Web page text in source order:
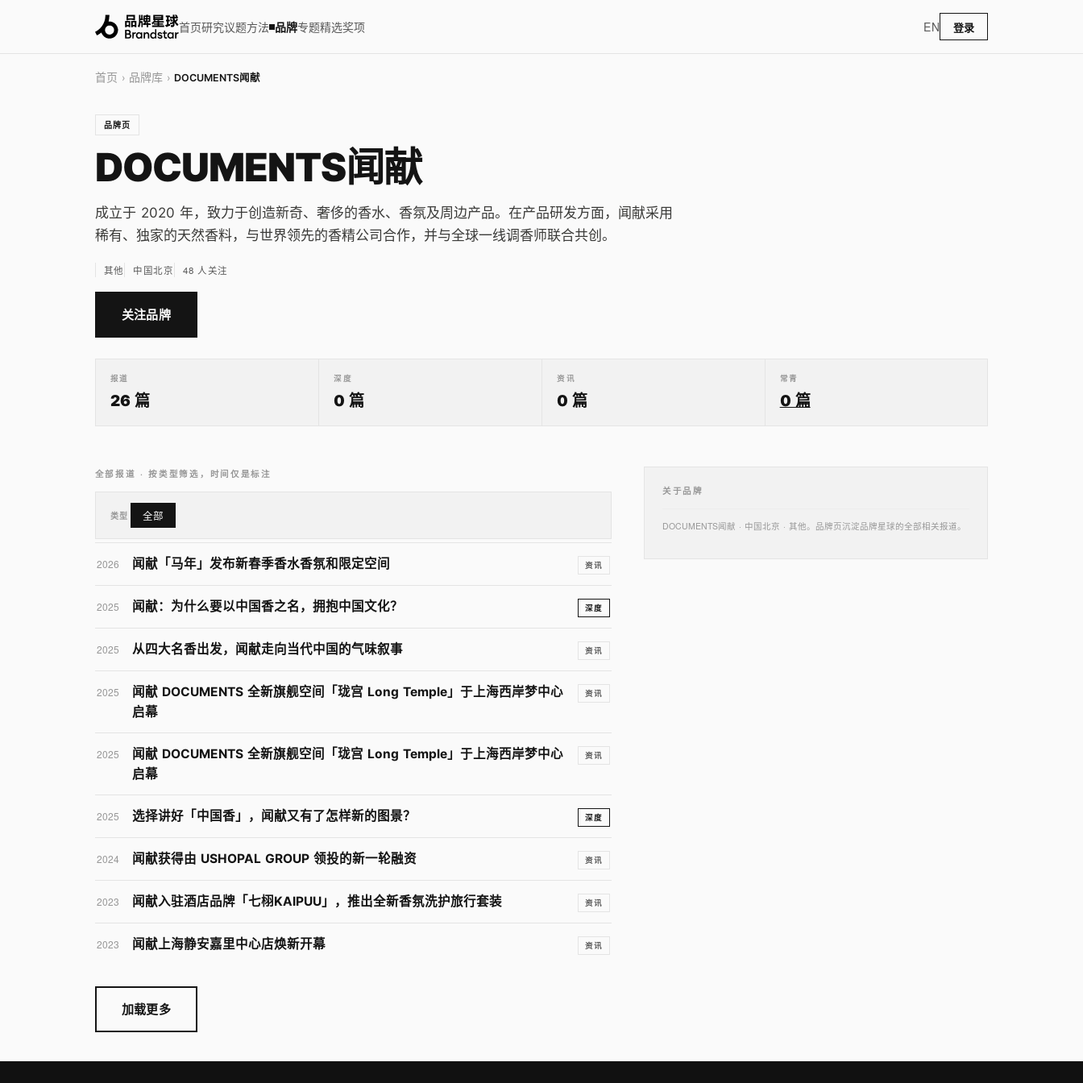
首页研究议题方法 品牌专题精选奖项 EN 登录
首页 › 品牌库› DOCUMENTS闻献
品牌页
DOCUMENTS闻献
成立于 2020 年，致力于创造新奇、奢侈的香水、香氛及周边产品。在产品研发方面，闻献采用
稀有、独家的天然香料，与世界领先的香精公司合作，并与全球一线调香师联合共创。
其他 中国北京 48 人关注
关注品牌
报道
26 篇
深度
0 篇
资讯
0 篇
常青
0 篇
全部报道 · 按类型筛选，时间仅是标注
类型 全部
2026 闻献「马年」发布新春季香水香氛和限定空间 资讯
2025 闻献：为什么要以中国香之名，拥抱中国文化？ 深度
2025 从四大名香出发，闻献走向当代中国的气味叙事 资讯
2025
闻献 DOCUMENTS 全新旗舰空间「珑宫 Long Temple」于上海西岸梦中心
启幕
资讯
2025
闻献 DOCUMENTS 全新旗舰空间「珑宫 Long Temple」于上海西岸梦中心
启幕
资讯
2025 选择讲好「中国香」，闻献又有了怎样新的图景？ 深度
2024 闻献获得由 USHOPAL GROUP 领投的新一轮融资 资讯
2023 闻献入驻酒店品牌「七栩KAIPUU」，推出全新香氛洗护旅行套装 资讯
2023 闻献上海静安嘉里中心店焕新开幕 资讯
加载更多
关于品牌
DOCUMENTS闻献 · 中国北京 · 其他。品牌页沉淀品牌星球的全部相关报道。